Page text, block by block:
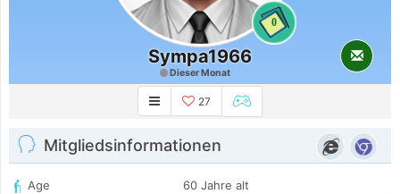
0
Sympa1966
Dieser Monat
27
Mitgliedsinformationen
Age
60 Jahre alt